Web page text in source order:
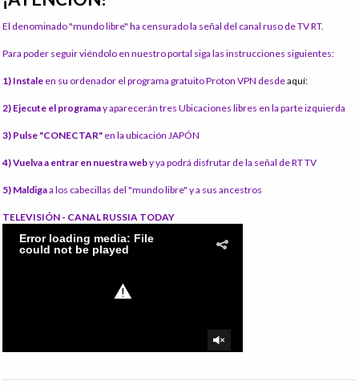
El denominado "mundo libre" ha censurado la señal del canal ruso de TV RT.
Para poder seguir viéndolo en nuestro portal siga las instrucciones siguientes:
1) Instale en su ordenador el programa gratuito Proton VPN desdeaquí:
2) Ejecute el programay aparecerán tres Ubicaciones libres en la parte izquierda
3) Pulse "CONECTAR" en la ubicación JAPÓN
4) Vuelva a entrar en nuestra weby ya podrá disfrutar de la señal de RT TV
5) Maldigaa los cabecillas del "mundo libre" y a sus ancestros
TELEVISIÓN - CANAL RUSSIA TODAY